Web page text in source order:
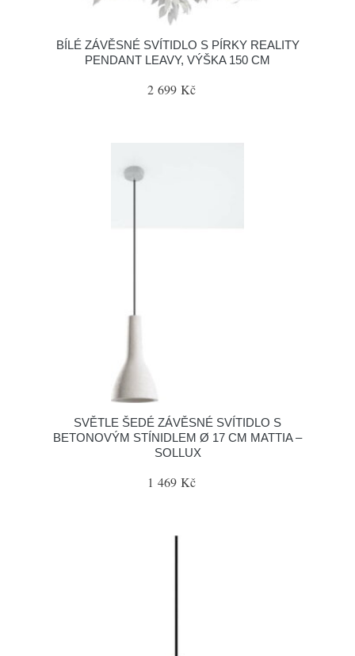
BÍLÉ ZÁVĚSNÉ SVÍTIDLO S PÍRKY REALITY
PENDANT LEAVY, VÝŠKA 150 CM
2 699 Kč
SVĚTLE ŠEDÉ ZÁVĚSNÉ SVÍTIDLO S
BETONOVÝM STÍNIDLEM Ø 17 CM MATTIA –
SOLLUX
1 469 Kč